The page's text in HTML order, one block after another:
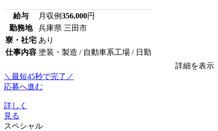
給与 月収例356,000円
勤務地
兵庫県 三田市
寮・社宅 あり
仕事内容 塗装・製造 / 自動車系工場 / 日勤
詳細を表示
＼最短45秒で完了／
応募へ進む
詳しく
見る
スペシャル